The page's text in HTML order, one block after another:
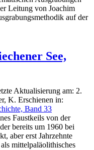
Leitung von Joachim
auf der
See,
Aktualisierung am: 2.
K. Erschienen in:
Band 33
Faustkeils von der
bereits um 1960 bei
aber erst Jahrzehnte
mittelpaläolithisches